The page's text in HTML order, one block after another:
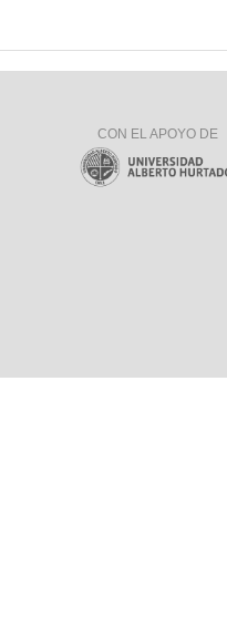
CON EL APOYO DE